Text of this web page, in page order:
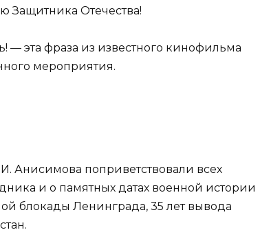
Защитника Отечества!
— эта фраза из известного кинофильма
мероприятия.
Анисимова поприветствовали всех
и о памятных датах военной истории
блокады Ленинграда, 35 лет вывода